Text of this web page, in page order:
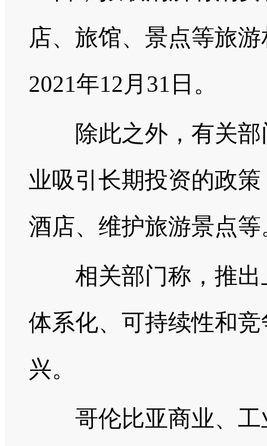
店、旅馆、景点等旅
2021年12月31日。
除此之外，有关部
业吸引长期投资的政
酒店、维护旅游景点等
相关部门称，推出
体系化、可持续性和
兴。
哥伦比亚商业、工